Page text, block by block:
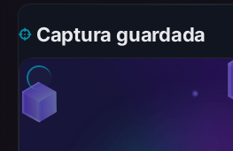
at
06:50
Captura guardada